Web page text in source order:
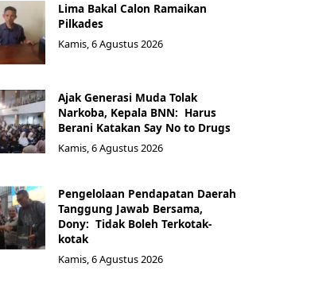
Lima Bakal Calon Ramaikan
Pilkades
Kamis, 6 Agustus 2026
Ajak Generasi Muda Tolak
Narkoba, Kepala BNN: Harus
Berani Katakan Say No to Drugs
Kamis, 6 Agustus 2026
Pengelolaan Pendapatan Daerah
Tanggung Jawab Bersama,
Dony: Tidak Boleh Terkotak-
kotak
Kamis, 6 Agustus 2026